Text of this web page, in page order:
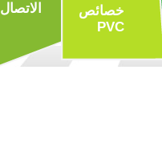
خصائص
PVC
الاتصال